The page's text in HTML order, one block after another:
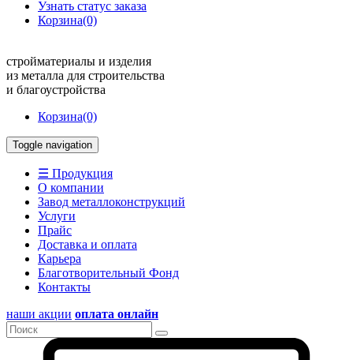
Узнать статус заказа
Корзина(0)
стройматериалы и изделия
из металла для строительства
и благоустройства
Корзина(0)
Toggle navigation
☰ Продукция
О компании
Завод металлоконструкций
Услуги
Прайс
Доставка и оплата
Карьера
Благотворительный Фонд
Контакты
наши акции оплата онлайн